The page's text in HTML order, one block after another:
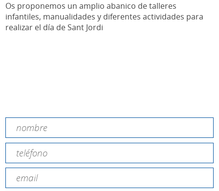
Os proponemos un amplio abanico de talleres
infantiles, manualidades y diferentes actividades para
realizar el día de Sant Jordi